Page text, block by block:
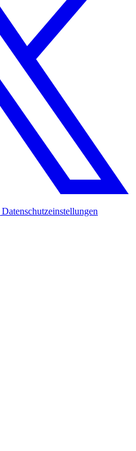
Datenschutzeinstellungen